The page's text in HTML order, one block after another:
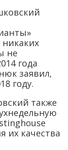
никаких
не
года
заявил,
году.
также
их качества